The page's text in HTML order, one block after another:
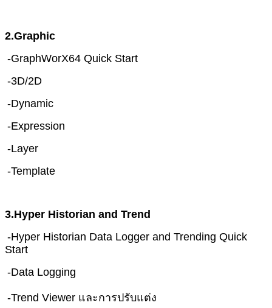
2.Graphic
-GraphWorX64 Quick Start
-3D/2D
-Dynamic
-Expression
-Layer
-Template
3.Hyper Historian and Trend
-Hyper Historian Data Logger and Trending Quick
Start
-Data Logging
-Trend Viewer และการปรับแต่ง